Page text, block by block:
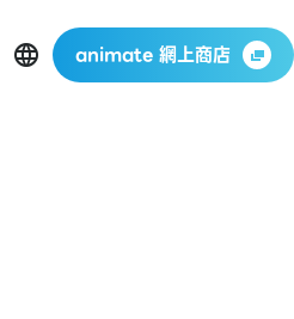
animate 網上商店